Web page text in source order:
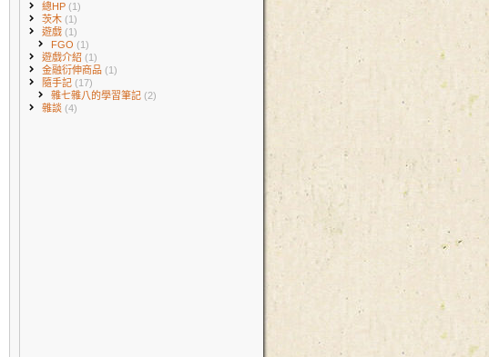
總HP (1)
茨木 (1)
遊戲 (1)
FGO (1)
遊戲介紹 (1)
金融衍伸商品 (1)
隨手記 (17)
雜七雜八的學習筆記 (2)
雜談 (4)